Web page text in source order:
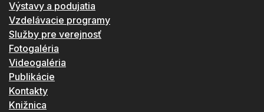
Výstavy a podujatia
Vzdelávacie programy
Služby pre verejnosť
Fotogaléria
Videogaléria
Publikácie
Kontakty
Knižnica